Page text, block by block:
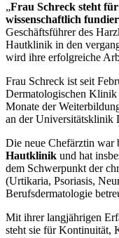
„Frau Schreck steht
wissenschaftlich
Geschäftsführer des
Hautklinik in den
wird ihre erfolgreiche
Frau Schreck ist seit
Dermatologischen Klinik
Monate der
an der Universitätsklinik
Die neue Chefärztin war
Hautklinik und hat
dem Schwerpunkt der
(Urtikaria, Psoriasis,
Berufsdermatologie
Mit ihrer langjährigen
steht sie für Kontinuität,